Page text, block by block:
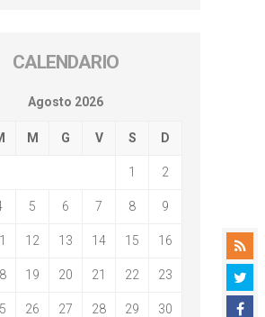
CALENDARIO
Agosto 2026
M G V S D
1 2
5 6 7 8 9
12 13 14 15 16
19 20 21 22 23
26 27 28 29 30